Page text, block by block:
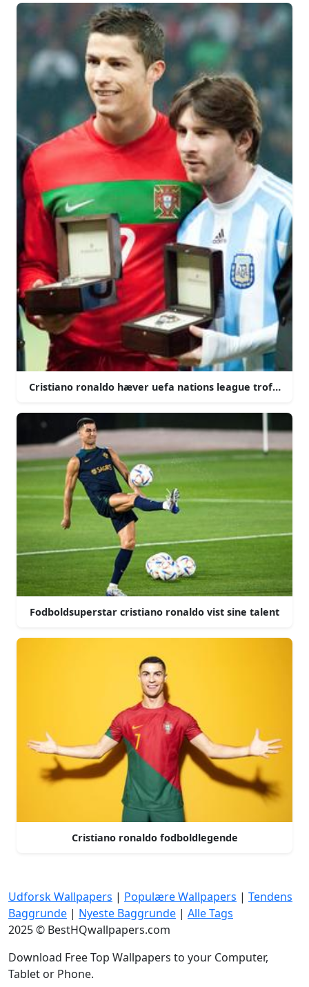
Cristiano ronaldo hæver uefa nations league trofæet
Fodboldsuperstar cristiano ronaldo vist sine talent
Cristiano ronaldo fodboldlegende
Udforsk Wallpapers | Populære Wallpapers | Tendens
Baggrunde | Nyeste Baggrunde | Alle Tags
2025 © BestHQwallpapers.com
Download Free Top Wallpapers to your Computer,
Tablet or Phone.